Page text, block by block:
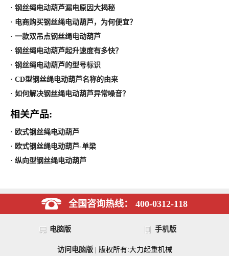
· 钢丝绳电动葫芦漏电原因大揭秘
· 电商购买钢丝绳电动葫芦，为何便宜？
· 一款双吊点钢丝绳电动葫芦
· 钢丝绳电动葫芦起升速度有多快？
· 钢丝绳电动葫芦的型号标识
· CD型钢丝绳电动葫芦名称的由来
· 如何解决钢丝绳电动葫芦异常噪音？
相关产品:
· 欧式钢丝绳电动葫芦
· 欧式钢丝绳电动葫芦-单梁
· 纵向型钢丝绳电动葫芦
全国咨询热线： 400-0312-118
电脑版 手机版
访问电脑版| 版权所有:大力起重机械